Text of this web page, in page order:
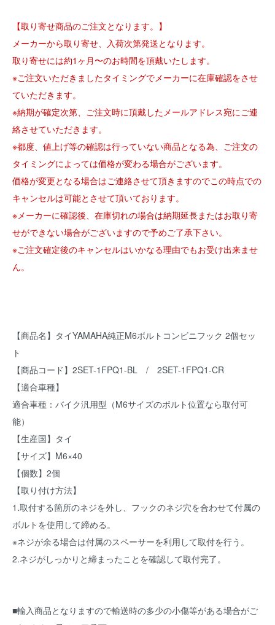
【取り寄せ商品のご注文となります。】
メーカーから取り寄せ、入荷次第発送となります。
取り寄せには約1ヶ月〜のお時間を頂戴いたします。
※ご注文いただきましたタイミングでメーカーに在庫確認をさせ
ていただきます。
※納期が確定次第、ご注文時に頂戴したメールアドレス宛にご連
絡させていただきます。
※都度、値上げ等の確認は行っていない商品となる為、ご注文の
タイミングによっては価格が変わる場合がございます。
価格が変更となる場合はご連絡させて頂きますのでこの時点での
キャンセルは可能とさせて頂いております。
※メーカーに確認後、在庫切れの場合は納期延長またはお取り寄
せができない場合がございますので予めご了承下さい。
※ご注文確定後のキャンセルはいかなる理由でもお受け出来ませ
ん。
【商品名】タイYAMAHA純正M6ボルトコンビニフック 2個セッ
ト
【商品コード】2SET-1FPQ1-BL / 2SET-1FPQ1-CR
【適合車種】
適合車種：バイク汎用型（M6サイズのボルト位置なら取付可
能）
【生産国】タイ
【サイズ】M6×40
【個数】2個
【取り付け方法】
1.取付する箇所のネジを外し、フックのネジ穴を合わせて付属の
ボルトを使用して締める。
※ネジが余る場合は付属のスペーサーを利用して取付を行う。
2.ネジがしっかりと締まったことを確認して取付完了。
■輸入商品となりますので輸送時の多少の小傷等がある場合がご